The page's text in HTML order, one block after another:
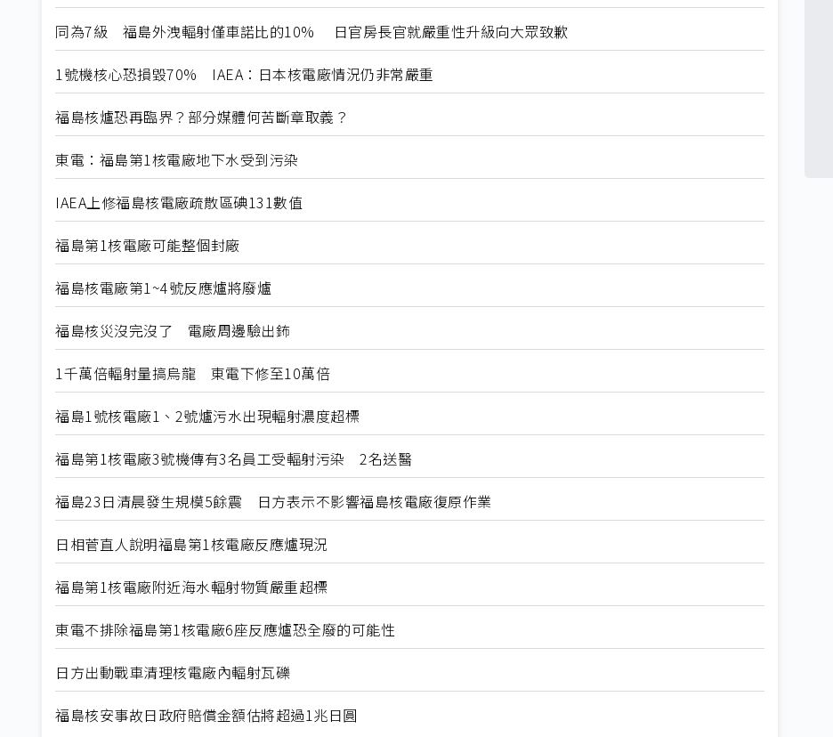
同為7級 福島外洩輻射僅車諾比的10% 日官房長官就嚴重性升級向大眾致歉
1號機核心恐損毀70% IAEA：日本核電廠情況仍非常嚴重
福島核爐恐再臨界？部分媒體何苦斷章取義？
東電：福島第1核電廠地下水受到污染
IAEA上修福島核電廠疏散區碘131數值
福島第1核電廠可能整個封廠
福島核電廠第1~4號反應爐將廢爐
福島核災沒完沒了 電廠周邊驗出鈽
1千萬倍輻射量搞烏龍 東電下修至10萬倍
福島1號核電廠1、2號爐污水出現輻射濃度超標
福島第1核電廠3號機傳有3名員工受輻射污染 2名送醫
福島23日清晨發生規模5餘震 日方表示不影響福島核電廠復原作業
日相菅直人說明福島第1核電廠反應爐現況
福島第1核電廠附近海水輻射物質嚴重超標
東電不排除福島第1核電廠6座反應爐恐全廢的可能性
日方出動戰車清理核電廠內輻射瓦礫
福島核安事故日政府賠償金額估將超過1兆日圓